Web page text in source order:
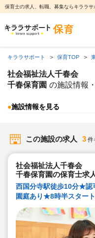
保育士の求人、転職、募集ならキララサ
キララサポート 保育TOP
社会福祉法人千春会
千春保育園 の施設情報
●施設情報を見る
この施設の求人 3 件
社会福祉法人千春会
千春保育園の保育士求
西国分寺駅徒歩10分★
園庭あり★8時半スター